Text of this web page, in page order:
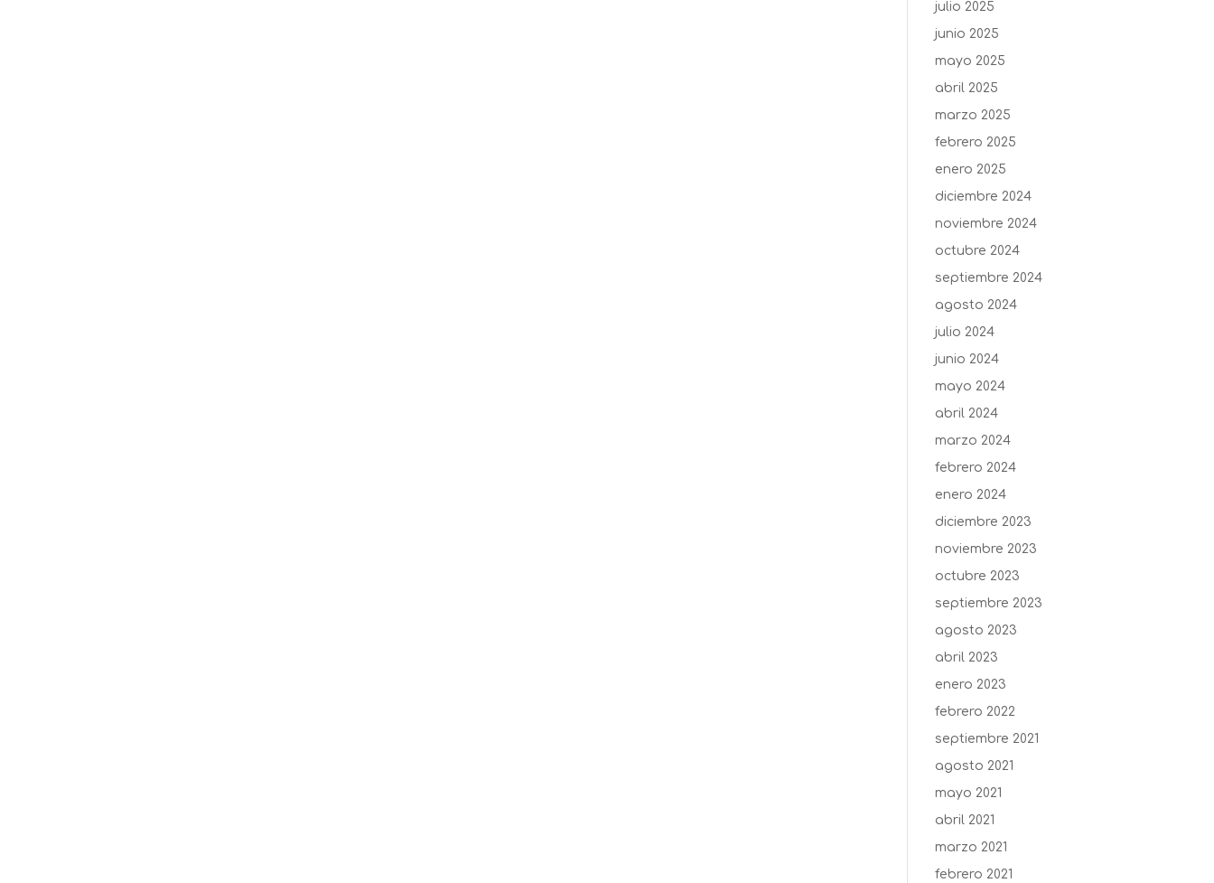
julio 2025
junio 2025
mayo 2025
abril 2025
marzo 2025
febrero 2025
enero 2025
diciembre 2024
noviembre 2024
octubre 2024
septiembre 2024
agosto 2024
julio 2024
junio 2024
mayo 2024
abril 2024
marzo 2024
febrero 2024
enero 2024
diciembre 2023
noviembre 2023
octubre 2023
septiembre 2023
agosto 2023
abril 2023
enero 2023
febrero 2022
septiembre 2021
agosto 2021
mayo 2021
abril 2021
marzo 2021
febrero 2021